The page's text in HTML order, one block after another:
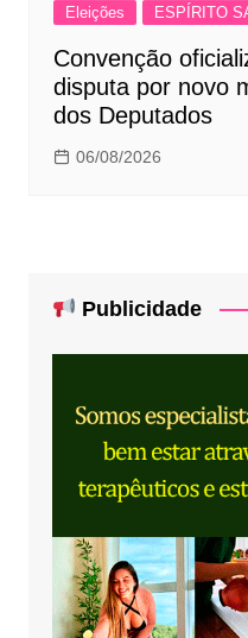
Eleições
ESPÍRITO
Convenção
disputa por novo
dos Deputados
06/08/2026
Publicidade